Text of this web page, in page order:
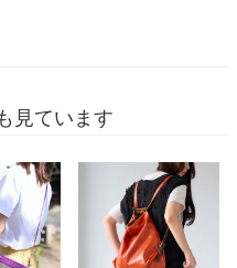
見ています